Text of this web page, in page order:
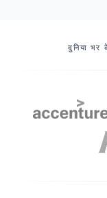
दुनिया भर